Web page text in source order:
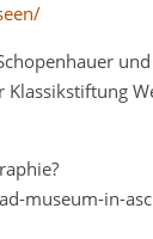
Klassikstiftung
museum-in-